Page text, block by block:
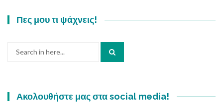
Πες μου τι ψάχνεις!
Ακολουθήστε μας στα social media!